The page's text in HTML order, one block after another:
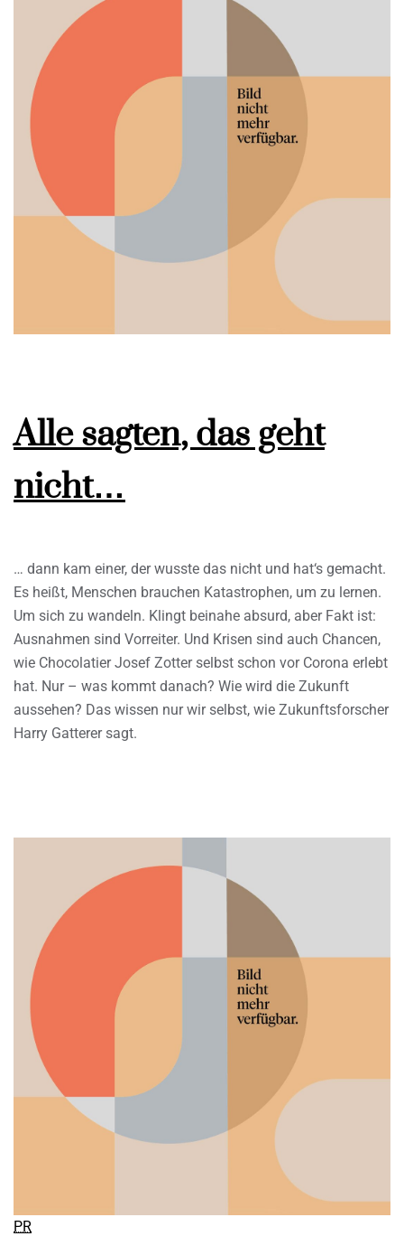
Alle sagten, das geht
nicht…
… dann kam einer, der wusste das nicht und hat‘s gemacht.
Es heißt, Menschen brauchen Katastrophen, um zu lernen.
Um sich zu wandeln. Klingt beinahe absurd, aber Fakt ist:
Ausnahmen sind Vorreiter. Und Krisen sind auch Chancen,
wie Chocolatier Josef Zotter selbst schon vor Corona erlebt
hat. Nur – was kommt danach? Wie wird die Zukunft
aussehen? Das wissen nur wir selbst, wie Zukunftsforscher
Harry Gatterer sagt.
PR